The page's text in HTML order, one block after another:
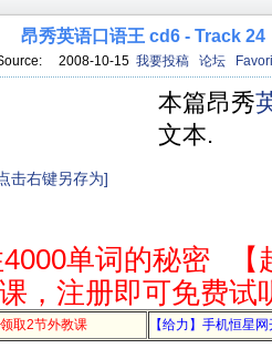
昂秀英语口语王 cd6 - Track 24
2008-10-15 我要投稿 论坛
击右键另存为]
本篇昂秀
文本.
4000单词的秘密
课，注册即可免费试
取2节外教课 【给力】手机恒星